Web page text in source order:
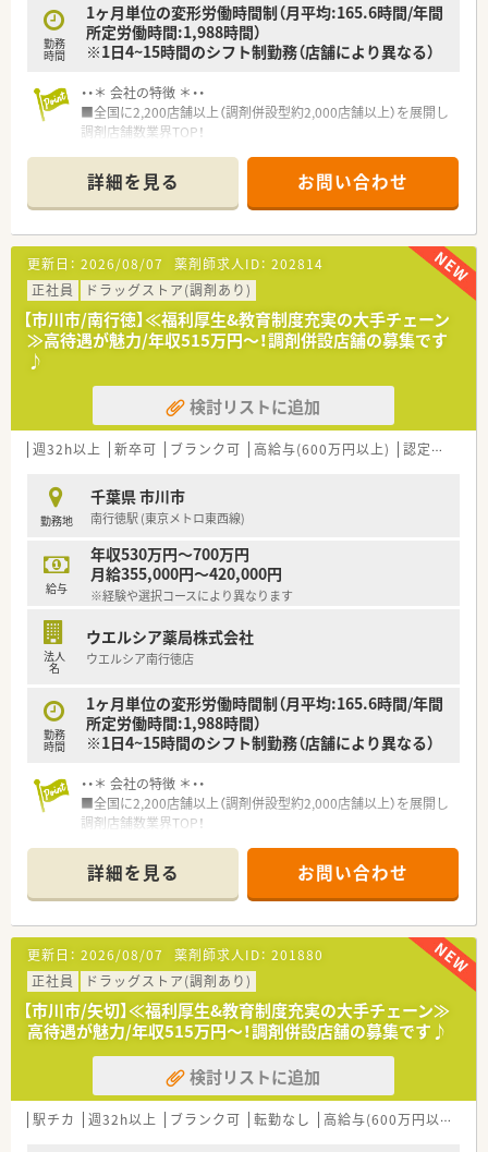
勤務
時間
1ヶ月単位の変形労働時間制（月平均:165.6時間/年間
所定労働時間:1,988時間）
※1日4~15時間のシフト制勤務（店舗により異なる）
・・＊ 会社の特徴 ＊・・
■全国に2,200店舗以上（調剤併設型約2,000店舗以上）を展開し
調剤店舗数業界TOP！
頑張り次第で高給与も可能！
■経験や勤務コースによりますが、経験の少ない方でも500万前
半スタートと業界TOP水準！
■職種や職域に合わせ、豊富な社内研修や外部組織と連携した研
修を用意されています
■薬剤師が中心の会社だからこそ活躍できるキャリアパスが多
種多様に用意されています。
■店舗拡大に伴い、エリアマネジャーや営業部長等のマネジメン
トのポジションも増えます。
■在宅や教育等の専門性を活かせるスペシャリストを目指すこ
■その他にも、管理部門や商品部門等の本社スタッフなど活動領
域は多種多様です。
■在宅実施店舗は年々増加しており、在宅医療へもしっかりと関
わる事ができます。
時短勤務ができるよう変更予定です。
■年間休日が120日とワークライフバランスが整っています
■日用品から常備薬まで、従業員割引制度など嬉しいメリットも
たくさんあります！
詳細を見る お問い合わせ
更新日： 2026/08/07 薬剤師求人ID： 202814
正社員
ドラッグストア(調剤あり)
【市川市/南行徳】≪福利厚生&教育制度充実の大手チェーン
≫高待遇が魅力/年収515万円～！調剤併設店舗の募集です
♪
検討リストに追加
週32h以上 新卒可 ブランク可 高給与(600万円以上) 認定薬剤師取得支援あり
勤務地
千葉県 市川市
南行徳駅 (東京メトロ東西線)
給与
年収530万円～700万円
月給355,000円～420,000円
※経験や選択コースにより異なります
法人
名
ウエルシア薬局株式会社
ウエルシア南行徳店
勤務
時間
1ヶ月単位の変形労働時間制（月平均:165.6時間/年間
所定労働時間:1,988時間）
※1日4~15時間のシフト制勤務（店舗により異なる）
・・＊ 会社の特徴 ＊・・
■全国に2,200店舗以上（調剤併設型約2,000店舗以上）を展開し
調剤店舗数業界TOP！
頑張り次第で高給与も可能！
■経験や勤務コースによりますが、経験の少ない方でも500万前
半スタートと業界TOP水準！
■職種や職域に合わせ、豊富な社内研修や外部組織と連携した研
修を用意されています
■薬剤師が中心の会社だからこそ活躍できるキャリアパスが多
種多様に用意されています。
■店舗拡大に伴い、エリアマネジャーや営業部長等のマネジメン
トのポジションも増えます。
■在宅や教育等の専門性を活かせるスペシャリストを目指すこ
とも可能です。
■その他にも、管理部門や商品部門等の本社スタッフなど活動領
域は多種多様です。
■在宅実施店舗は年々増加しており、在宅医療へもしっかりと関
詳細を見る お問い合わせ
更新日： 2026/08/07 薬剤師求人ID： 201880
正社員
ドラッグストア(調剤あり)
【市川市/矢切】≪福利厚生&教育制度充実の大手チェーン≫
高待遇が魅力/年収515万円～！調剤併設店舗の募集です♪
検討リストに追加
駅チカ 週32h以上 ブランク可 転勤なし 高給与(600万円以上)